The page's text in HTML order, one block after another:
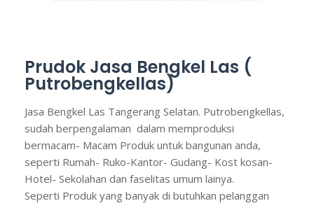
Prudok Jasa Bengkel Las (
Putrobengkellas)
Jasa Bengkel Las Tangerang Selatan. Putrobengkellas,
sudah berpengalaman dalam memproduksi
bermacam- Macam Produk untuk bangunan anda,
seperti Rumah- Ruko-Kantor- Gudang- Kost kosan-
Hotel- Sekolahan dan faselitas umum lainya.
Seperti Produk yang banyak di butuhkan pelanggan